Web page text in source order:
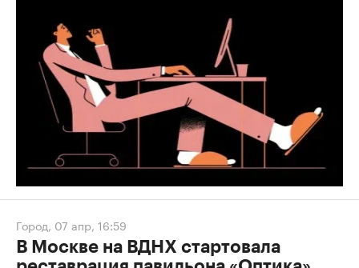
Город, 07 апр, 16:59
В Москве на ВДНХ стартовала